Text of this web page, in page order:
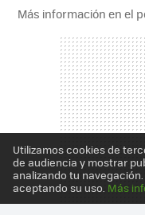
Más información en el
Utilizamos cookies de
de audiencia y mostrar
analizando tu
aceptando su uso. Más